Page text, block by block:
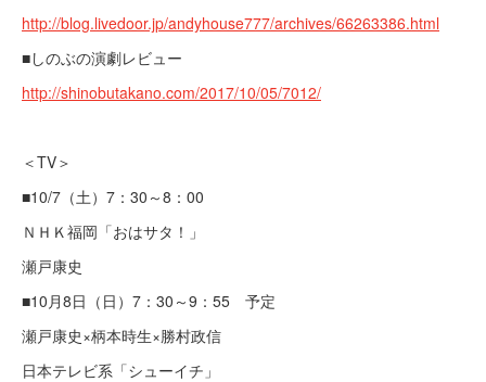
http://blog.livedoor.jp/andyhouse777/archives/66263386.html
■しのぶの演劇レビュー
http://shinobutakano.com/2017/10/05/7012/
＜TV＞
■10/7（土）7：30～8：00
ＮＨＫ福岡「おはサタ！」
瀬戸康史
■10月8日（日）7：30～9：55 予定
瀬戸康史×柄本時生×勝村政信
日本テレビ系「シューイチ」